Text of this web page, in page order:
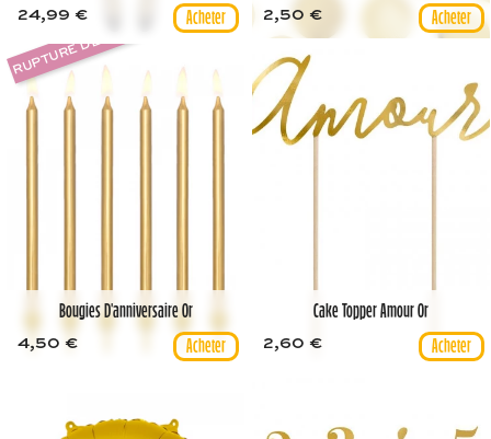
24,99 € 2,50 €
Bougies D'anniversaire Or
4,50 €
RUPTURE DE STOCK
Cake Topper Amour Or
2,60 €